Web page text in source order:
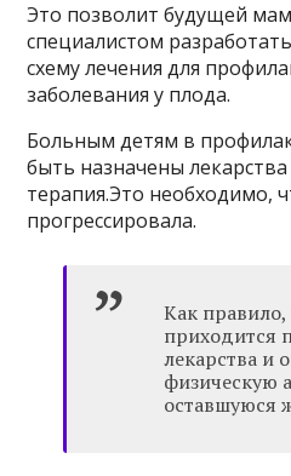
Это позволит будущей
специалистом
схему лечения для
заболевания у плода.
Больным детям в
быть назначены
терапия.Это необходимо,
прогрессировала.
Как
приходится
лекарства и
физическую
оставшуюся